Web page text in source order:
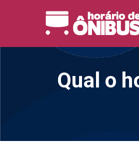
Qual o